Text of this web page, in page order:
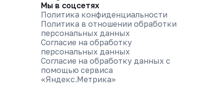
Мы в соцсетях
Политика конфиденциальности
Политика в отношении обработки
персональных данных
Согласие на обработку
персональных данных
Согласие на обработку данных с
помощью сервиса
«Яндекс.Метрика»